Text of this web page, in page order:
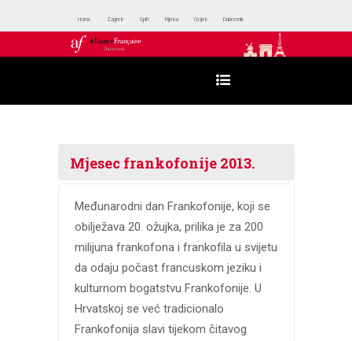
Home Zagreb Split Rijeka Osijek Dubrovnik
Mjesec frankofonije 2013.
Međunarodni dan Frankofonije, koji se
obilježava 20. ožujka, prilika je za 200
milijuna frankofona i frankofila u svijetu
da odaju počast francuskom jeziku i
kulturnom bogatstvu Frankofonije. U
Hrvatskoj se već tradicionalo
Frankofonija slavi tijekom čitavog